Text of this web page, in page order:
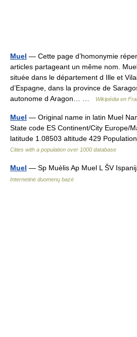
Muel — Cette page d’homonymie
articles partageant un même nom.
située dans le département d Ille et
d’Espagne, dans la province de
autonome d Aragon… …
Wikipédia en
Muel — Original name in latin Muel
State code ES Continent/City Europe/
latitude 1.08503 altitude 429
Cities with a population over 1000 database
Muel — Sp Muèlis Ap Muel L ŠV
Internetinė duomenų bazė